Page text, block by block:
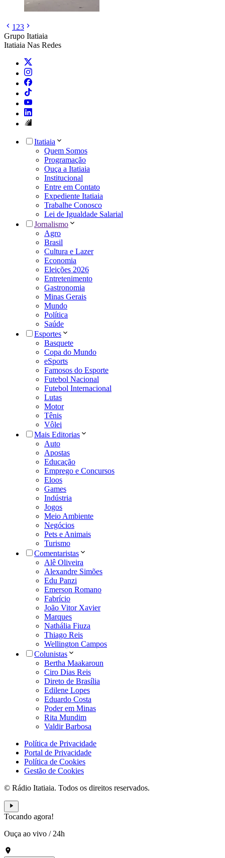
1 23
Grupo Itatiaia
Itatiaia Nas Redes
Itatiaia
Quem Somos
Programação
Ouça a Itatiaia
Institucional
Entre em Contato
Expediente Itatiaia
Trabalhe Conosco
Lei de Igualdade Salarial
Jornalismo
Agro
Brasil
Cultura e Lazer
Economia
Eleições 2026
Entretenimento
Gastronomia
Minas Gerais
Mundo
Política
Saúde
Esportes
Basquete
Copa do Mundo
eSports
Famosos do Esporte
Futebol Nacional
Futebol Internacional
Lutas
Motor
Tênis
Vôlei
Mais Editorias
Auto
Apostas
Educação
Emprego e Concursos
Eloos
Games
Indústria
Jogos
Meio Ambiente
Negócios
Pets e Animais
Turismo
Comentaristas
Alê Oliveira
Alexandre Simões
Edu Panzi
Emerson Romano
Fabrício
João Vitor Xavier
Marques
Nathália Fiuza
Thiago Reis
Wellington Campos
Colunistas
Bertha Maakaroun
Ciro Dias Reis
Direto de Brasília
Edilene Lopes
Eduardo Costa
Poder em Minas
Rita Mundim
Valdir Barbosa
Política de Privacidade
Portal de Privacidade
Política de Cookies
Gestão de Cookies
© Rádio Itatiaia. Todos os direitos reservados.
Tocando agora!
Ouça ao vivo / 24h